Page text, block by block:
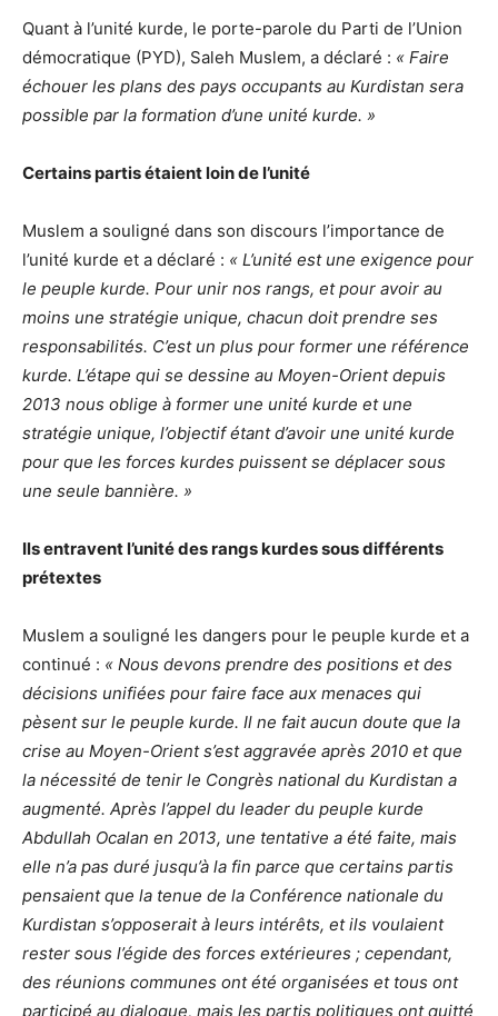
Quant à l’unité kurde, le porte-parole du Parti de l’Union
démocratique (PYD), Saleh Muslem, a déclaré : « Faire
échouer les plans des pays occupants au Kurdistan sera
possible par la formation d’une unité kurde. »
Certains partis étaient loin de l’unité
Muslem a souligné dans son discours l’importance de
l’unité kurde et a déclaré : « L’unité est une exigence pour
le peuple kurde. Pour unir nos rangs, et pour avoir au
moins une stratégie unique, chacun doit prendre ses
responsabilités. C’est un plus pour former une référence
kurde. L’étape qui se dessine au Moyen-Orient depuis
2013 nous oblige à former une unité kurde et une
stratégie unique, l’objectif étant d’avoir une unité kurde
pour que les forces kurdes puissent se déplacer sous
une seule bannière. »
Ils entravent l’unité des rangs kurdes sous différents
prétextes
Muslem a souligné les dangers pour le peuple kurde et a
continué : « Nous devons prendre des positions et des
décisions unifiées pour faire face aux menaces qui
pèsent sur le peuple kurde. Il ne fait aucun doute que la
crise au Moyen-Orient s’est aggravée après 2010 et que
la nécessité de tenir le Congrès national du Kurdistan a
augmenté. Après l’appel du leader du peuple kurde
Abdullah Ocalan en 2013, une tentative a été faite, mais
elle n’a pas duré jusqu’à la fin parce que certains partis
pensaient que la tenue de la Conférence nationale du
Kurdistan s’opposerait à leurs intérêts, et ils voulaient
rester sous l’égide des forces extérieures ; cependant,
des réunions communes ont été organisées et tous ont
participé au dialogue, mais les partis politiques ont quitté